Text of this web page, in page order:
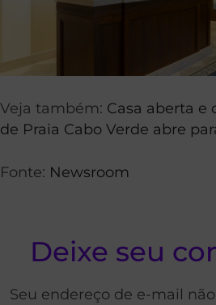
Veja também: Casa aberta e
de Praia Cabo Verde abre
Fonte: Newsroom
Deixe seu
Seu endereço de e-mail